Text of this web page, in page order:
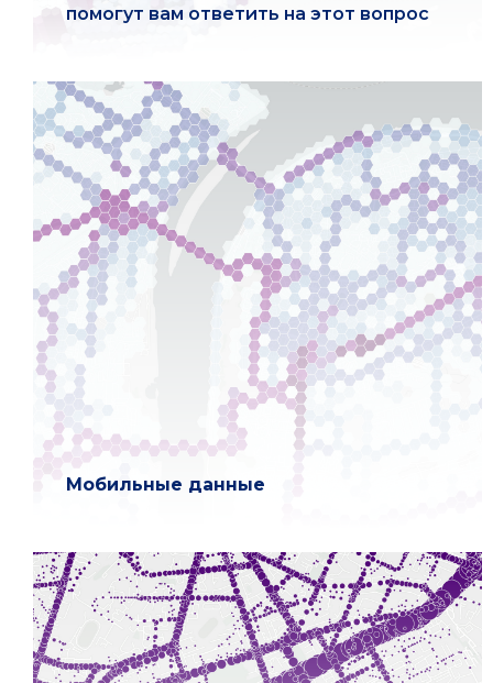
помогут вам ответить на этот вопрос
Мобильные данные